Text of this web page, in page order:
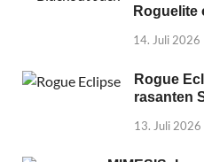
Roguelite
14. Juli 2026
Rogue
rasanten
13. Juli 2026